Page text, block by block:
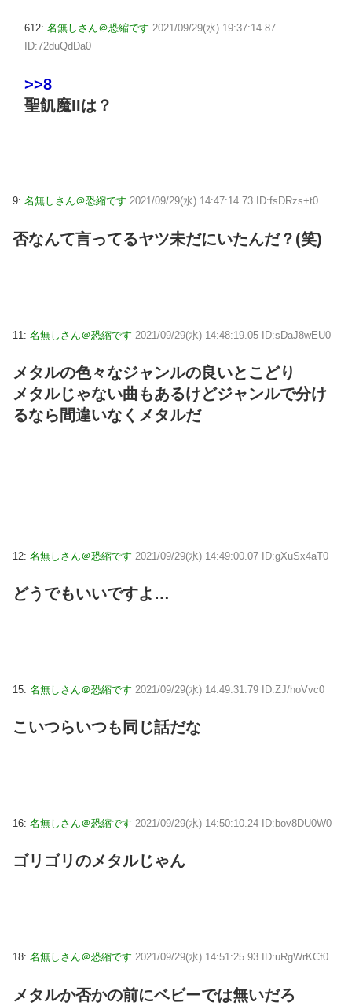
612: 名無しさん＠恐縮です 2021/09/29(水) 19:37:14.87
ID:72duQdDa0
>>8
聖飢魔IIは？
9: 名無しさん＠恐縮です 2021/09/29(水) 14:47:14.73 ID:fsDRzs+t0
否なんて言ってるヤツ未だにいたんだ？(笑)
11: 名無しさん＠恐縮です 2021/09/29(水) 14:48:19.05 ID:sDaJ8wEU0
メタルの色々なジャンルの良いとこどり
メタルじゃない曲もあるけどジャンルで分け
るなら間違いなくメタルだ
12: 名無しさん＠恐縮です 2021/09/29(水) 14:49:00.07 ID:gXuSx4aT0
どうでもいいですよ…
15: 名無しさん＠恐縮です 2021/09/29(水) 14:49:31.79 ID:ZJ/hoVvc0
こいつらいつも同じ話だな
16: 名無しさん＠恐縮です 2021/09/29(水) 14:50:10.24 ID:bov8DU0W0
ゴリゴリのメタルじゃん
18: 名無しさん＠恐縮です 2021/09/29(水) 14:51:25.93 ID:uRgWrKCf0
メタルか否かの前にベビーでは無いだろ